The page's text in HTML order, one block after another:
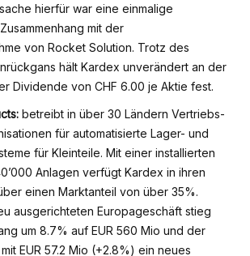
hierfür war eine einmalige
mit der
von Rocket Solution. Trotz des
hält Kardex unverändert an der
Dividende von CHF 6.00 je Aktie fest.
betreibt in über 30 Ländern Vertriebs-
für automatisierte Lager- und
für Kleinteile. Mit einer installierten
Anlagen verfügt Kardex in ihren
einen Marktanteil von über 35%.
ausgerichteten Europageschäft stieg
um 8.7% auf EUR 560 Mio und der
EUR 57.2 Mio (+2.8%) ein neues